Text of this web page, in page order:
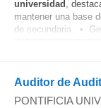
universidad ,
mantener una base
de secundaria. •
Auditor de
PONTIFICIA